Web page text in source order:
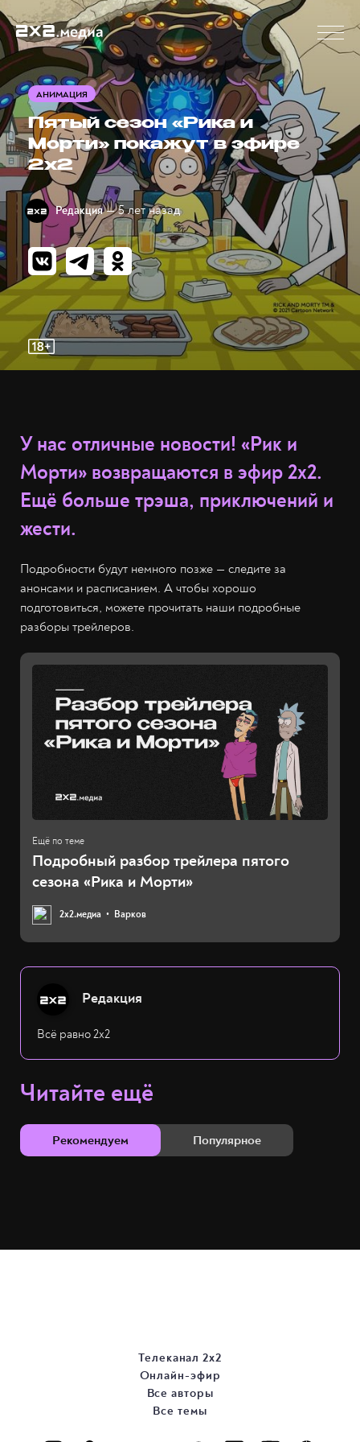
АНИМАЦИЯ
Пятый сезон «Рика и
Морти» покажут в эфире
2х2
Редакция — 5 лет назад
У нас отличные новости! «Рик и
Морти» возвращаются в эфир 2х2.
Ещё больше трэша, приключений и
жести.
Подробности будут немного позже — следите за
анонсами и расписанием. А чтобы хорошо
подготовиться, можете прочитать наши подробные
разборы трейлеров.
Подробный разбор трейлера пятого
сезона «Рика и Морти»
2х2.медиа Варков
Редакция
Всё равно 2х2
Читайте ещё
Рекомендуем Популярное
Телеканал 2х2
Онлайн-эфир
Все авторы
Все темы